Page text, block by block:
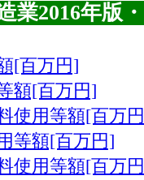
業2016年版
[百万円]
額[百万円]
使用等額[百万
等額[百万円]
使用等額[百万